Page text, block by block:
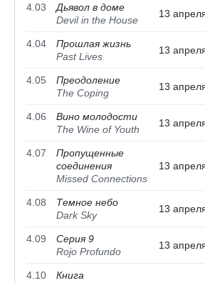
4.03
Дьявол в доме
Devil in the House
13
4.04
Прошлая жизнь
Past Lives
13
4.05
Преодоление
The Coping
13
4.06
Вино молодости
The Wine of Youth
13
4.07
Пропущенные
соединения
Missed Connections
13
4.08
Темное небо
Dark Sky
13
4.09
Серия 9
Rojo Profundo
13
4.10
Книга